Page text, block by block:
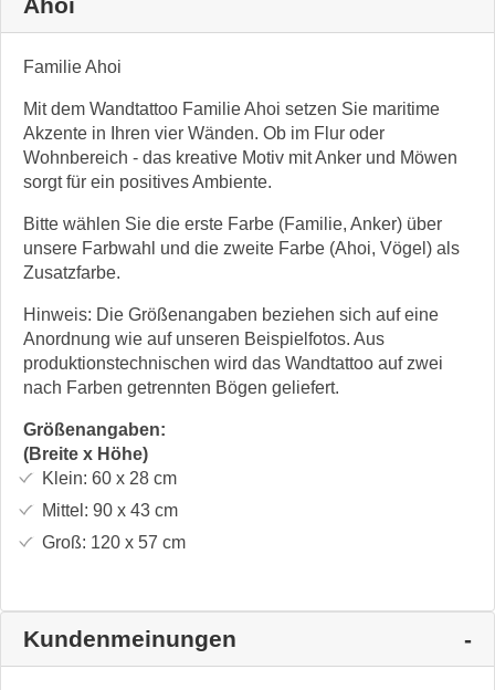
Familie Ahoi
Mit dem Wandtattoo Familie Ahoi setzen Sie maritime
Akzente in Ihren vier Wänden. Ob im Flur oder
Wohnbereich - das kreative Motiv mit Anker und Möwen
sorgt für ein positives Ambiente.
Bitte wählen Sie die erste Farbe (Familie, Anker) über
unsere Farbwahl und die zweite Farbe (Ahoi, Vögel) als
Zusatzfarbe.
Hinweis: Die Größenangaben beziehen sich auf eine
Anordnung wie auf unseren Beispielfotos. Aus
produktionstechnischen wird das Wandtattoo auf zwei
nach Farben getrennten Bögen geliefert.
Größenangaben:
(Breite x Höhe)
Klein: 60 x 28cm
Mittel: 90 x 43cm
Groß: 120 x 57 cm
Kundenmeinungen